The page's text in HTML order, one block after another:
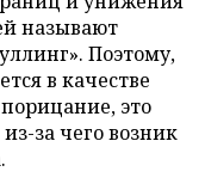
называют
Поэтому,
в качестве
это
за чего возник